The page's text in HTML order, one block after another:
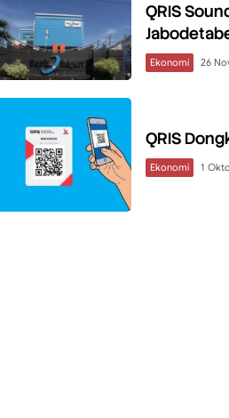
QRIS
Ekonomi 26
QRIS
Ekonomi 1